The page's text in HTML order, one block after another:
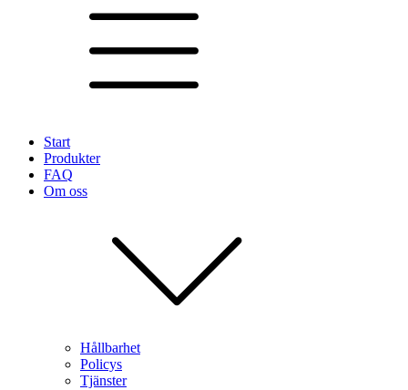
Start
Produkter
FAQ
Om oss
Hållbarhet
Policys
Tjänster